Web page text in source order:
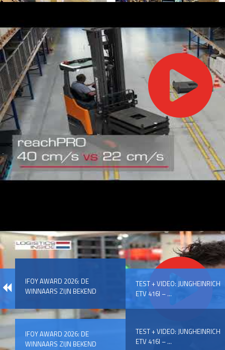
IFOY AWARD 2026: DE
WINNAARS ZIJN BEKEND
TEST + VIDEO: JUNGHEINRICH
ETV 416I – ...
IFOY AWARD 2026: DE
WINNAARS ZIJN BEKEND
TEST + VIDEO: JUNGHEINRICH
ETV 416I – ...